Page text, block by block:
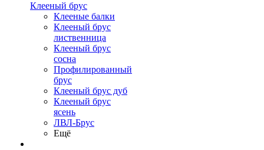
Клееный брус
Клееные балки
Клееный брус
лиственница
Клееный брус
сосна
Профилированный
брус
Клееный брус дуб
Клееный брус
ясень
ЛВЛ-Брус
Ещё